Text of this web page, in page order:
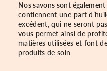
Nos savons sont
contiennent une part
excédent, qui ne seront
vous permet ainsi de
matières utilisées et font
produits de soin